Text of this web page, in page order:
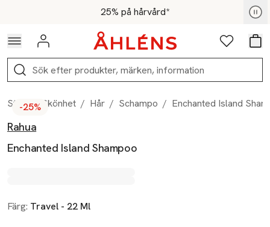
Hoppa till navigationsmenyn25% på hårvård*
För medlemmar - Shoppa nu
Logga in Favoriter
Sök
Start / Skönhet / Hår / Schampo / Enchanted Island
Produktbilder
Hoppa över bildspelet
-25%
Rahua
Enchanted Island Shampoo
Färg: Travel - 22 Ml
Produktinformation